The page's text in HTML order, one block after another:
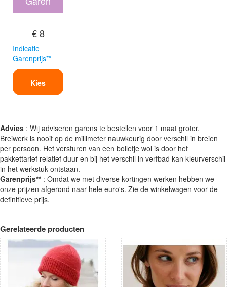
€ 8
Indicatie
Garenprijs**
Kies
Advies : Wij adviseren garens te bestellen voor 1 maat groter.
Breiwerk is nooit op de millimeter nauwkeurig door verschil in breien
per persoon. Het versturen van een bolletje wol is door het
pakkettarief relatief duur en bij het verschil in verfbad kan kleurverschil
in het werkstuk ontstaan.
Garenprijs** : Omdat we met diverse kortingen werken hebben we
onze prijzen afgerond naar hele euro's. Zie de winkelwagen voor de
definitieve prijs.
Gerelateerde producten